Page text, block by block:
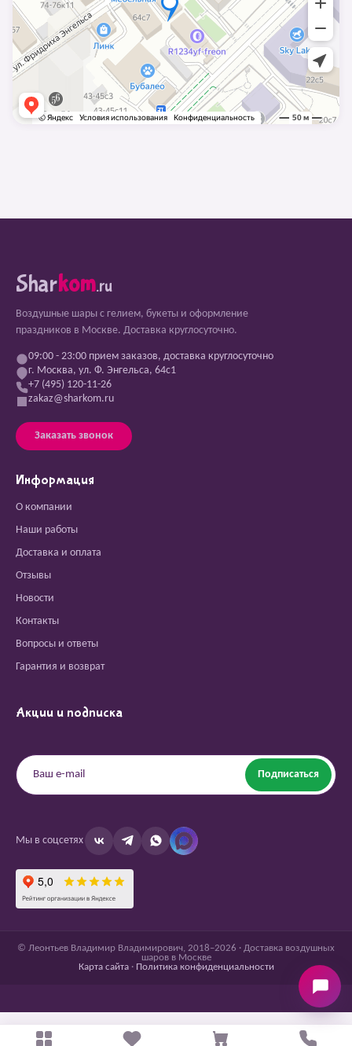
Sharkom.ru
Воздушные шары с гелием, букеты и оформление
праздников в Москве. Доставка круглосуточно.
09:00 - 23:00 прием заказов, доставка круглосуточно
г. Москва, ул. Ф. Энгельса, 64с1
+7 (495) 120-11-26
zakaz@sharkom.ru
Заказать звонок
Информация
О компании
Наши работы
Доставка и оплата
Отзывы
Новости
Контакты
Вопросы и ответы
Гарантия и возврат
Акции и подписка
Подписаться
Мы в соцсетях
© Леонтьев Владимир Владимирович, 2018–2026 · Доставка воздушных
шаров в Москве
Карта сайта· Политика конфиденциальности